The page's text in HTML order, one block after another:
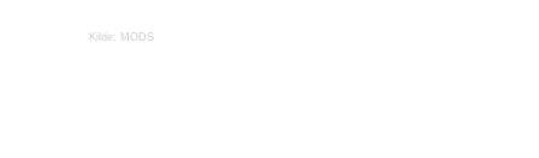
Kilde: MODS